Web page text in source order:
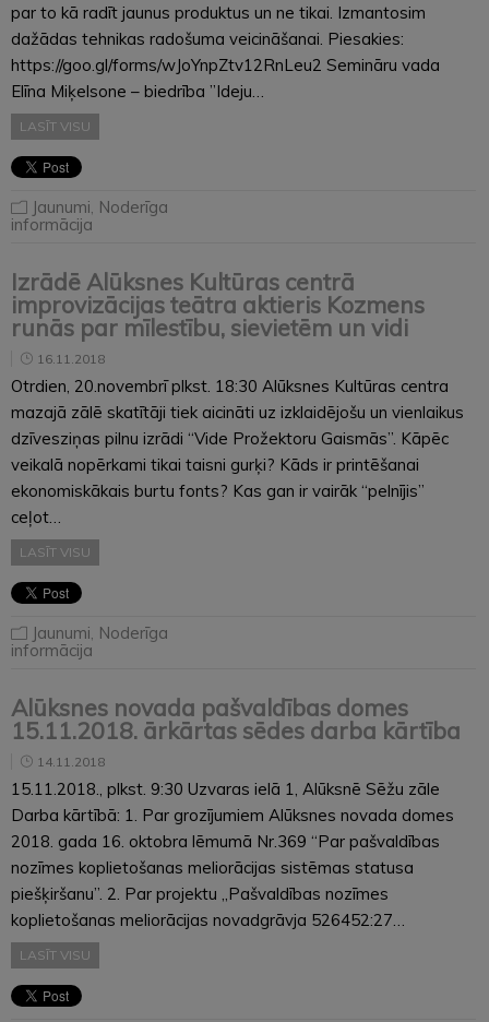
par to kā radīt jaunus produktus un ne tikai. Izmantosim
dažādas tehnikas radošuma veicināšanai. Piesakies:
https://goo.gl/forms/wJoYnpZtv12RnLeu2 Semināru vada
Elīna Miķelsone – biedrība ”Ideju…
LASĪT VISU
Jaunumi, Noderīga
informācija
Izrādē Alūksnes Kultūras centrā
improvizācijas teātra aktieris Kozmens
runās par mīlestību, sievietēm un vidi
16.11.2018
Otrdien, 20.novembrī plkst. 18:30 Alūksnes Kultūras centra
mazajā zālē skatītāji tiek aicināti uz izklaidējošu un vienlaikus
dzīvesziņas pilnu izrādi “Vide Prožektoru Gaismās”. Kāpēc
veikalā nopērkami tikai taisni gurķi? Kāds ir printēšanai
ekonomiskākais burtu fonts? Kas gan ir vairāk “pelnījis”
ceļot…
LASĪT VISU
Jaunumi, Noderīga
informācija
Alūksnes novada pašvaldības domes
15.11.2018. ārkārtas sēdes darba kārtība
14.11.2018
15.11.2018., plkst. 9:30 Uzvaras ielā 1, Alūksnē Sēžu zāle
Darba kārtībā: 1. Par grozījumiem Alūksnes novada domes
2018. gada 16. oktobra lēmumā Nr.369 “Par pašvaldības
nozīmes koplietošanas meliorācijas sistēmas statusa
piešķiršanu”. 2. Par projektu „Pašvaldības nozīmes
koplietošanas meliorācijas novadgrāvja 526452:27…
LASĪT VISU